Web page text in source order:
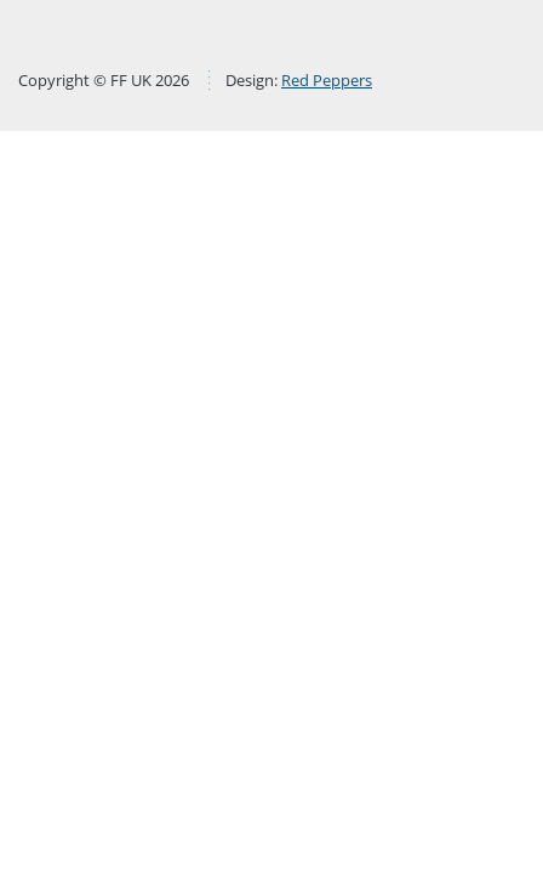
Copyright © FF UK 2026 Design: Red Peppers